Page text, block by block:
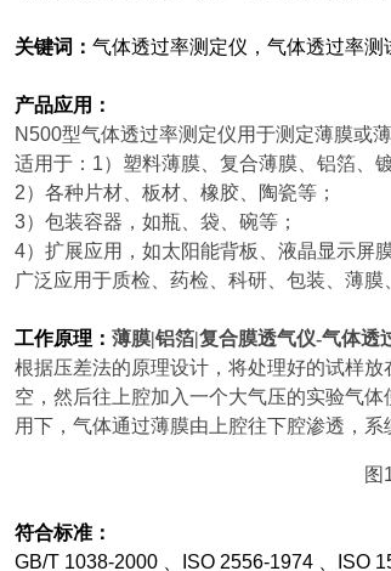
关键词： 气体透过率测定仪，气体透过率
产品应用：
N500型气体透过率测定仪用于测定薄膜或
适用于：1）塑料薄膜、复合薄膜、铝箔、
2）各种片材、板材、橡胶、陶瓷等；
3）包装容器，如瓶、袋、碗等；
4）扩展应用，如太阳能背板、液晶显示屏
广泛应用于质检、药检、科研、包装、薄膜
工作原理： 薄膜|铝箔|复合膜透气仪-气体透
根据压差法的原理设计，将处理好的试样
空，然后往上腔加入一个大气压的实验气
用下，气体通过薄膜由上腔往下腔渗透，
图
符合标准：
GB/T 1038-2000
、ISO 2556-1974 、ISO